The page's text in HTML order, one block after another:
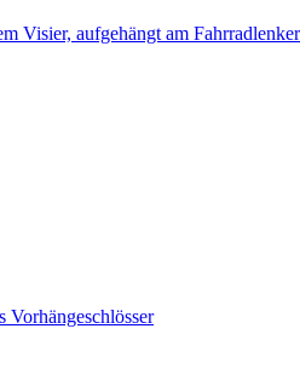
Vorhängeschlösser